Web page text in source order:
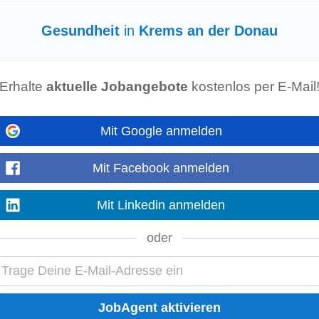
Von Betriebsarzt und Physiotherapie über psychische Gesundheitsförderung
und Privatleben Wir bieten flexible...
Günstige Einkaufsmöglichkeiten über unseren Partner Corplife für
19 Wochenstunden im Rahmen von Montag...
• Karriere und Entwicklung Gestalten Sie Ihre Zukunft mit uns: Wir
•Gesundheit...
Gesundheit in Krems an der Donau
Erhalte aktuelle Jobangebote kostenlos per E-Mail!
Mit Google anmelden
Mit Facebook anmelden
Mit Linkedin anmelden
oder